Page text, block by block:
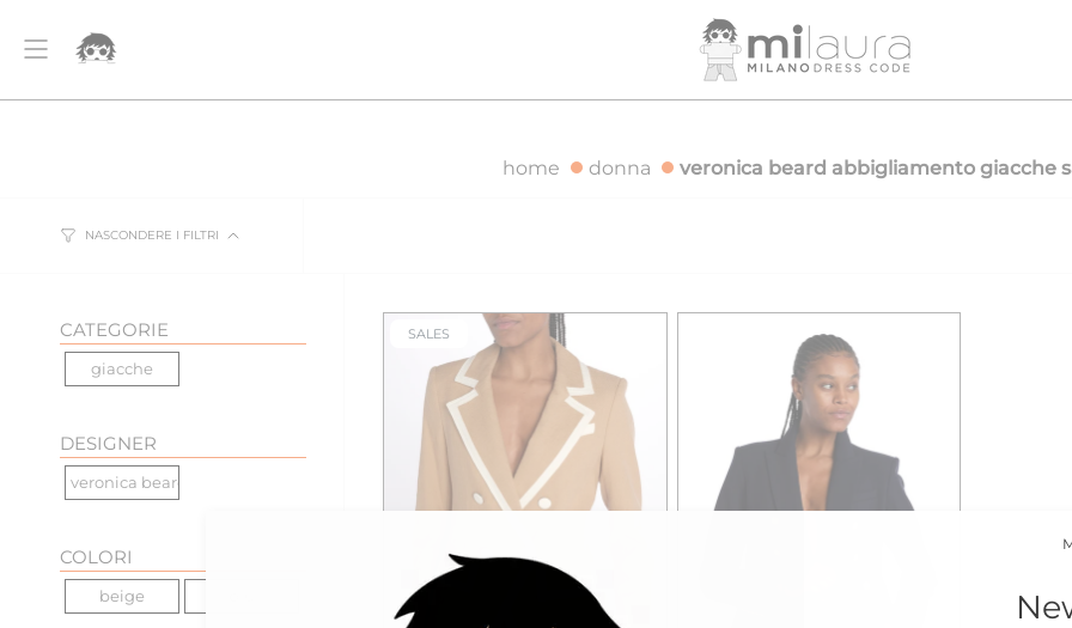
contenuto
SPEDIZIONE GRATUITA PER ORDINI SUPERIORI A 500€
Account
home donna veronica beard abbigliamento giacche
NASCONDERE I FILTRI
CATEGORIE
giacche
DESIGNER
veronica beard
COLORI
beige
SALES